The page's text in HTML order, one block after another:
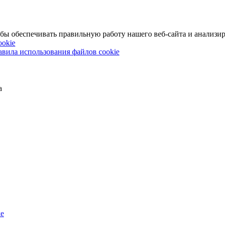
обеспечивать правильную работу нашего веб-сайта и
использования файлов cookie